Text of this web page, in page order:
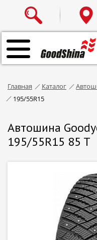
Главная Каталог
195/55R15
Автошина
195/55R15 85 T